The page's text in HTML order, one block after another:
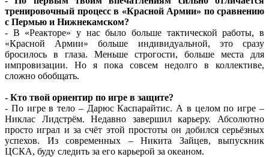
тренировочный процесс в «Красной Армии» по сравнению
с Пермью и Нижнекамском?
- В «Реакторе» у нас было больше тактической работы, в
«Красной Армии» больше индивидуальной, это сразу
бросилось в глаза. Меньше строгости, больше места для
импровизации. Но я пока совсем недолго в коллективе,
сложно обобщать.
- Кто твой ориентир по игре в защите?
- По игре в тело – Дарюс Каспарайтис. А в целом по игре –
Никлас Лидстрём. Недавно завершил карьеру. Абсолютно
просто играл и за счёт этой простоты он добился серьёзных
успехов. Из современных – Никита Зайцев, выпускник
ЦСКА, буду следить за его карьерой за океаном.